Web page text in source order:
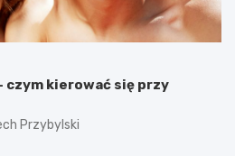
kierować się przy
Przybylski